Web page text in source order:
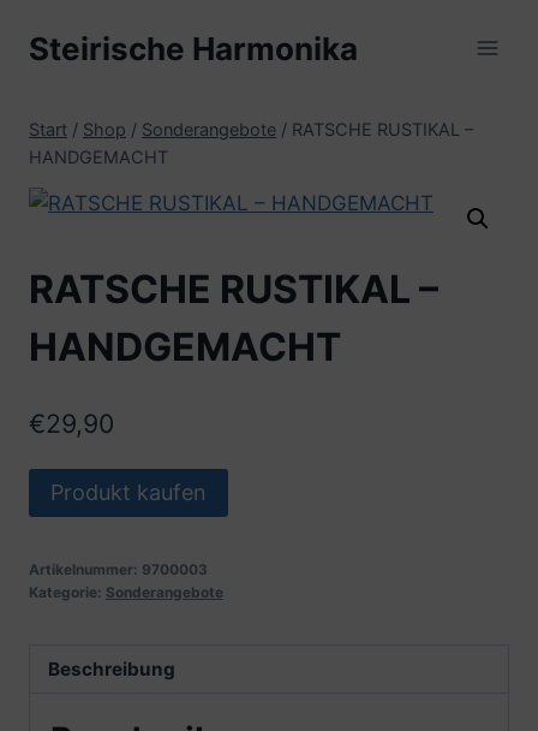
InhaltSteirische Harmonika
Start / Shop / Sonderangebote / RATSCHE RUSTIKAL –
HANDGEMACHT
RATSCHE RUSTIKAL –
HANDGEMACHT
€29,90
Produkt kaufen
Artikelnummer: 9700003
Kategorie: Sonderangebote
Beschreibung